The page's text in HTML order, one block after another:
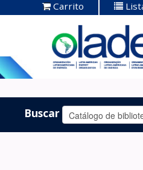
-
Carrito
Buscar